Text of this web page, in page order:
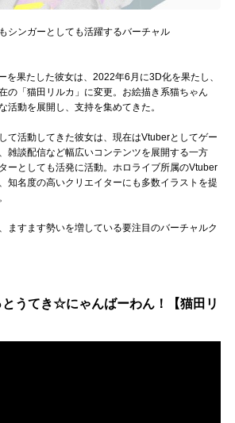
シンガーとしても活躍するバーチャル
を果たした彼女は、2022年6月に3D化を果たし、
の「猫田リルカ」に変更。お絵描き系猫ちゃん
活動を展開し、支持を集めてきた。
て活動してきた彼女は、現在はVtuberとしてゲー
雑談配信など幅広いコンテンツを展開する一方
ーとしても活発に活動。ホロライブ所属のVtuber
知名度の高いクリエイターにも多数イラストを提
ますます勢いを増している要注目のバーチャルク
うてき☆にゃんばーわん！【猫田リ